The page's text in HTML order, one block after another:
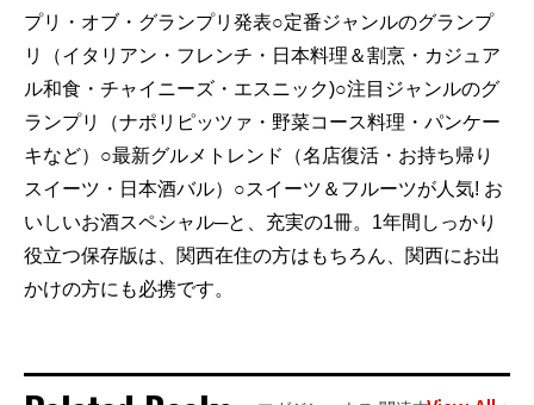
プリ・オブ・グランプリ発表○定番ジャンルのグランプ
リ（イタリアン・フレンチ・日本料理＆割烹・カジュア
ル和食・チャイニーズ・エスニック)○注目ジャンルのグ
ランプリ（ナポリピッツァ・野菜コース料理・パンケー
キなど）○最新グルメトレンド（名店復活・お持ち帰り
スイーツ・日本酒バル）○スイーツ＆フルーツが人気! お
いしいお酒スペシャル─と、充実の1冊。1年間しっかり
役立つ保存版は、関西在住の方はもちろん、関西にお出
かけの方にも必携です。